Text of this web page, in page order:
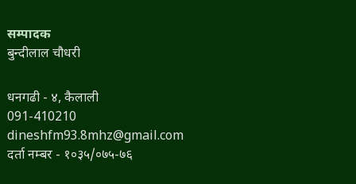
सम्पादक
बुन्दीलाल चौधरी
धनगढी - ४, कैलाली
091-410210
dineshfm93.8mhz@gmail.com
दर्ता नम्बर - १०३५/०७५-७६